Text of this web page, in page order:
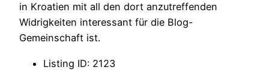
in Kroatien mit all den dort anzutreffenden
Widrigkeiten interessant für die Blog-
Gemeinschaft ist.
Listing ID: 2123